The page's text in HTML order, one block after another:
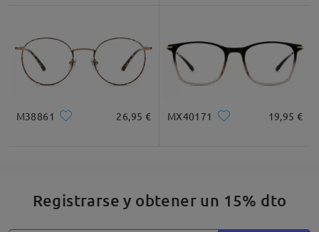
Descripción del Producto
M38861 26,95 € MX40171 19,95 €
Registrarse y obtener un 15% dto